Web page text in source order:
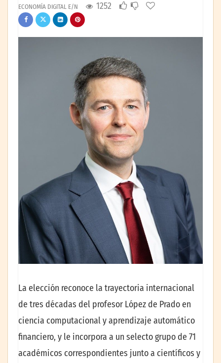
ECONOMÍA DIGITAL E/N 1252
La elección reconoce la trayectoria internacional
de tres décadas del profesor López de Prado en
ciencia computacional y aprendizaje automático
financiero, y le incorpora a un selecto grupo de 71
académicos correspondientes junto a científicos y